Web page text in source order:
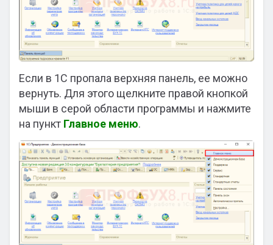
Если в 1С пропала верхняя панель, ее можно
вернуть. Для этого щелкните правой кнопкой
мыши в серой области программы и нажмите
на пункт Главное меню.